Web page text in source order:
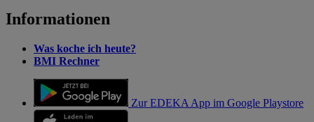
Informationen
Was koche ich heute?
BMI Rechner
Zur EDEKA App im Google Playstore